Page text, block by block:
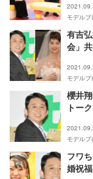
モデルプ
有吉
会」
モデルプ
櫻井
トー
モデルプ
フワ
婚祝